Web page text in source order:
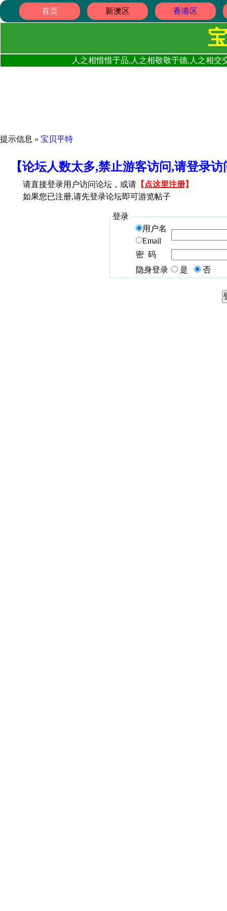
首页 新澳区 香港区
人之相惜惜于品,人之相敬敬于德,人之相
提示信息 » 宝贝平特
【论坛人数太多,禁止游客访问,请登录
请直接登录用户访问论坛，或请 【 点这里注册】
如果您已注册,请先登录论坛即可游览帖子
登录
用户名
Email
密 码
隐身登录
是 否